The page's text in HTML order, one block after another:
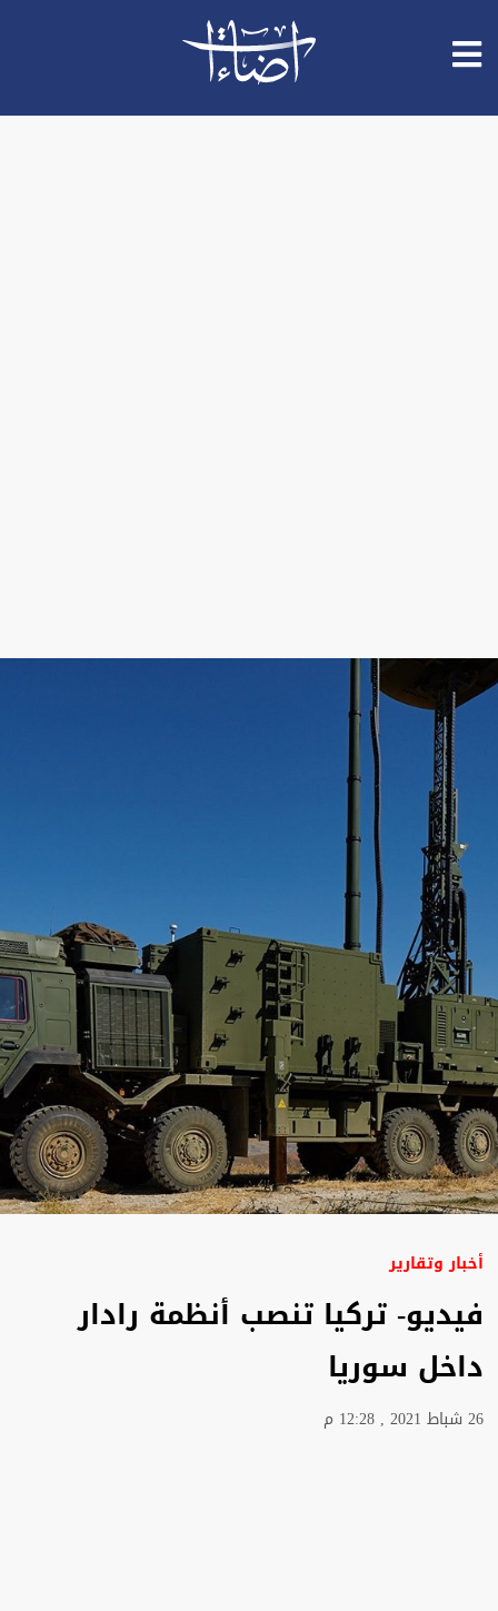
أخبار وتقارير
فيديو- تركيا تنصب أنظمة رادار
داخل سوريا
26 شباط 2021 , 12:28 م